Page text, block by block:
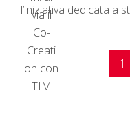
l’iniziativa dedicata a
1